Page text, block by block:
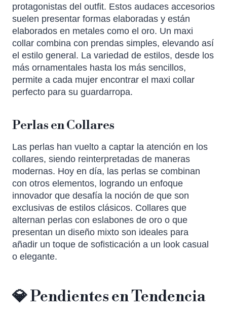
protagonistas del outfit. Estos audaces accesorios
suelen presentar formas elaboradas y están
elaborados en metales como el oro. Un maxi
collar combina con prendas simples, elevando así
el estilo general. La variedad de estilos, desde los
más ornamentales hasta los más sencillos,
permite a cada mujer encontrar el maxi collar
perfecto para su guardarropa.
Perlas en Collares
Las perlas han vuelto a captar la atención en los
collares, siendo reinterpretadas de maneras
modernas. Hoy en día, las perlas se combinan
con otros elementos, logrando un enfoque
innovador que desafía la noción de que son
exclusivas de estilos clásicos. Collares que
alternan perlas con eslabones de oro o que
presentan un diseño mixto son ideales para
añadir un toque de sofisticación a un look casual
o elegante.
💎 Pendientes en Tendencia